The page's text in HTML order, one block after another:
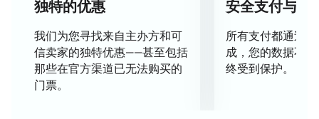
由俄罗斯花样滑冰联合会主办，俄罗斯最优秀的运动员
将参加各个项目的比赛：单人滑、双人滑、男女滑冰和
冰舞。 在整个赛事和俄罗斯大奖赛第六赛段的参赛者
中，“莫斯科金马” 国内花样运动爱好者熟悉的：卡米拉·
瓦利耶娃、亚历山德拉·特鲁索娃、安娜·谢尔巴科娃、
独特的优惠
我们为您寻找来自主办方和可
信卖家的独特优惠——甚至包括
那些在官方渠道已无法购买的
门票。
安全支付与数
所有支付都通过
成，您的数据不
终受到保护。